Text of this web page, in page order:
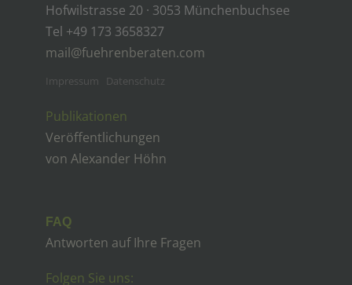
Hofwilstrasse 20 · 3053 Münchenbuchsee
Tel ‭+49 173 3658327‬
mail@fuehrenberaten.com
Impressum Datenschutz
Publikationen
Veröffentlichungen
von Alexander Höhn
FAQ
Antworten auf Ihre Fragen
Folgen Sie uns: